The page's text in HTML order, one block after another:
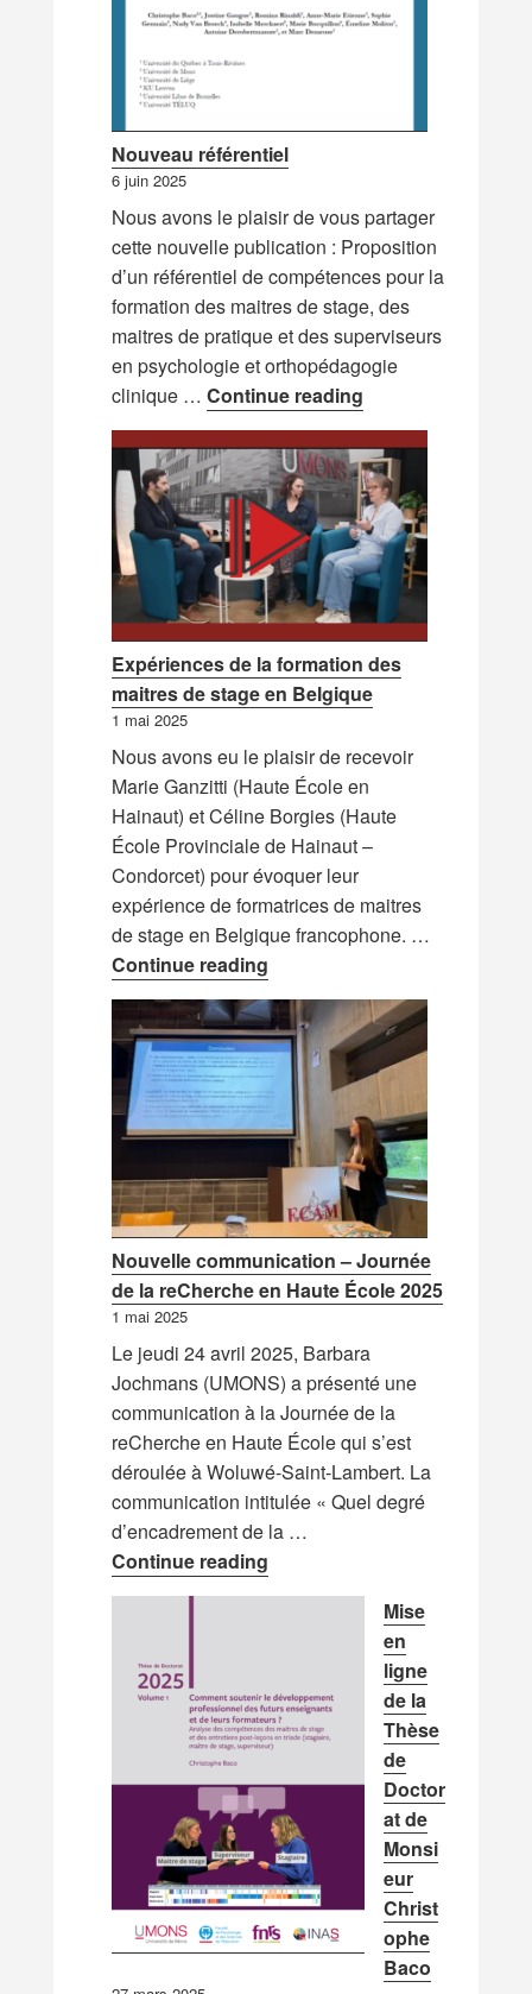
Nouveau référentiel
6 juin 2025
Nous avons le plaisir de vous partager
cette nouvelle publication : Proposition
d’un référentiel de compétences pour la
formation des maitres de stage, des
maitres de pratique et des superviseurs
en psychologie et orthopédagogie
clinique … Continue readingNouveau
Expériences de la formation des
maitres de stage en Belgique
1 mai 2025
Nous avons eu le plaisir de recevoir
Marie Ganzitti (Haute École en
Hainaut) et Céline Borgies (Haute
École Provinciale de Hainaut –
Condorcet) pour évoquer leur
expérience de formatrices de maitres
de stage en Belgique francophone. …
Continue readingExpériences de la formation
Nouvelle communication – Journée
de la reCherche en Haute École 2025
1 mai 2025
Le jeudi 24 avril 2025, Barbara
Jochmans (UMONS) a présenté une
communication à la Journée de la
reCherche en Haute École qui s’est
déroulée à Woluwé-Saint-Lambert. La
communication intitulée « Quel degré
d’encadrement de la …
Continue readingNouvelle communication –
Mise
en
ligne
de la
Thèse
de
Doctor
at de
Monsi
eur
Christ
ophe
Baco